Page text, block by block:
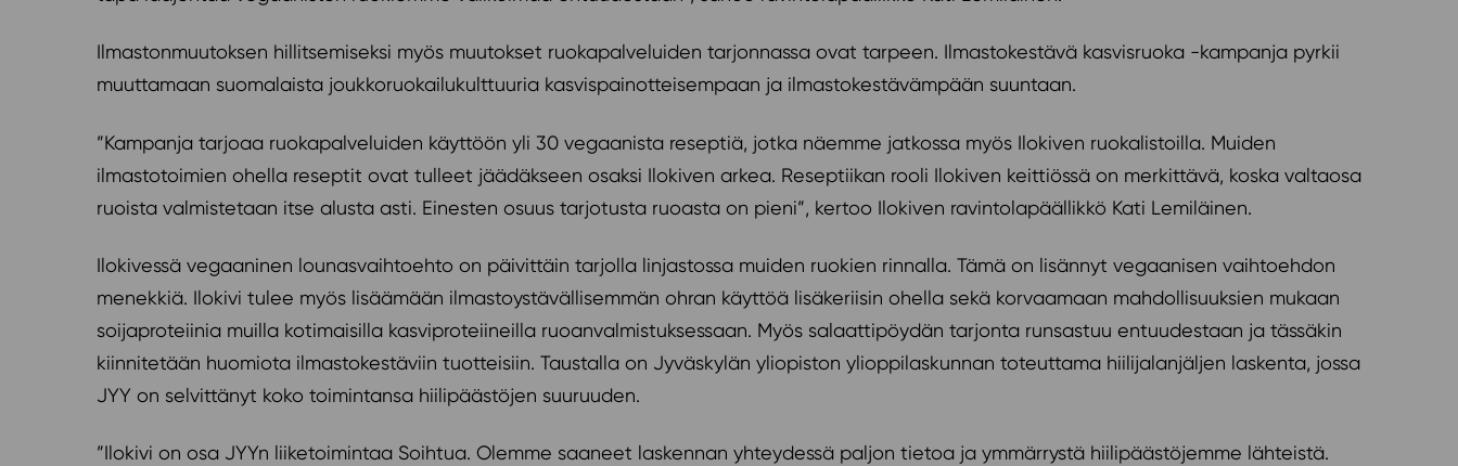
Ilmastonmuutoksen hillitsemiseksi myös muutokset ruokapalveluiden tarjonnassa ovat tarpeen. Ilmastokestävä kasvisruoka -kampanja pyrkii
muuttamaan suomalaista joukkoruokailukulttuuria kasvispainotteisempaan ja ilmastokestävämpään suuntaan.
”Kampanja tarjoaa ruokapalveluiden käyttöön yli 30 vegaanista reseptiä, jotka näemme jatkossa myös Ilokiven ruokalistoilla. Muiden
ilmastotoimien ohella reseptit ovat tulleet jäädäkseen osaksi Ilokiven arkea. Reseptiikan rooli Ilokiven keittiössä on merkittävä, koska valtaosa
ruoista valmistetaan itse alusta asti. Einesten osuus tarjotusta ruoasta on pieni”, kertoo Ilokiven ravintolapäällikkö Kati Lemiläinen.
Ilokivessä vegaaninen lounasvaihtoehto on päivittäin tarjolla linjastossa muiden ruokien rinnalla. Tämä on lisännyt vegaanisen vaihtoehdon
menekkiä. Ilokivi tulee myös lisäämään ilmastoystävällisemmän ohran käyttöä lisäkeriisin ohella sekä korvaamaan mahdollisuuksien mukaan
soijaproteiinia muilla kotimaisilla kasviproteiineilla ruoanvalmistuksessaan. Myös salaattipöydän tarjonta runsastuu entuudestaan ja tässäkin
kiinnitetään huomiota ilmastokestäviin tuotteisiin. Taustalla on Jyväskylän yliopiston ylioppilaskunnan toteuttama hiilijalanjäljen laskenta, jossa
JYY on selvittänyt koko toimintansa hiilipäästöjen suuruuden.
”Ilokivi on osa JYYn liiketoimintaa Soihtua. Olemme saaneet laskennan yhteydessä paljon tietoa ja ymmärrystä hiilipäästöjemme lähteistä.